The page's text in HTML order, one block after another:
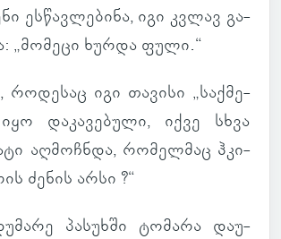
ეს­წავ­ლე­ბინა, იგი კვლავ გა­
„მო­მეცი ხურდა ფული.“
იგი თა­ვისი „საქმე-
და­კა­ვე­ბული, იქვე სხვა
აღ­მოჩ­ნდა, რო­მელ­მაც ჰკი­
ძენის არსი ?“
პა­სუხში ტო­მარა და­უ­